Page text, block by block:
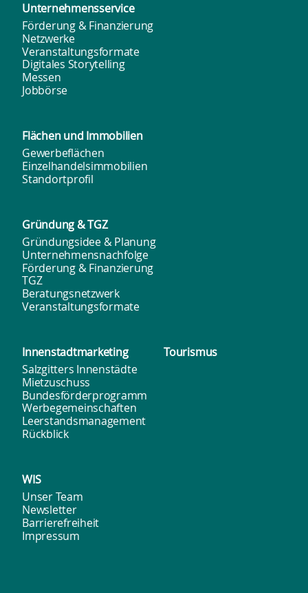
Unternehmens­service
Förderung & Finanzierung
Netzwerke
Veranstaltungsformate
Digitales Storytelling
Messen
Jobbörse
Flächen undImmobilien
Gewerbeflächen
Einzelhandelsimmobilien
Standortprofil
Gründung & TGZ
Gründungsidee & Planung
Unternehmensnachfolge
Förderung & Finanzierung
TGZ
Beratungsnetzwerk
Veranstaltungsformate
Innenstadt­marketing
Salzgitters Innenstädte
Mietzuschuss
Bundesförderprogramm
Werbegemeinschaften
Leerstandsmanagement
Rückblick
Tourismus
WIS
Unser Team
Newsletter
Barrierefreiheit
Impressum